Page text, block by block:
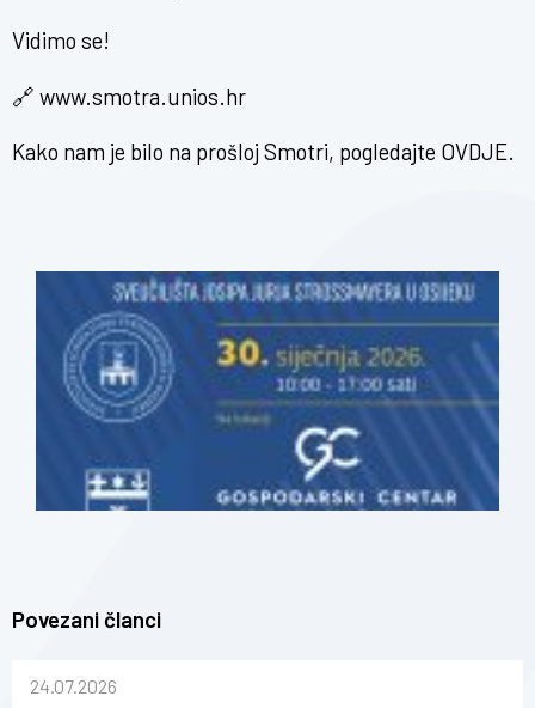
Vidimo se!
🔗 www.smotra.unios.hr
Kako nam je bilo na prošloj Smotri, pogledajte OVDJE.
Povezani članci
24.07.2026